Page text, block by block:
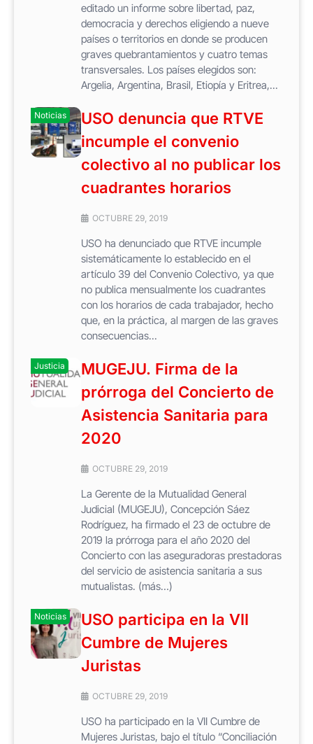
editado un informe sobre libertad, paz,
democracia y derechos eligiendo a nueve
países o territorios en donde se producen
graves quebrantamientos y cuatro temas
transversales. Los países elegidos son:
Argelia, Argentina, Brasil, Etiopía y Eritrea,...
Noticias
USO denuncia que RTVE
incumple el convenio
colectivo al no publicar los
cuadrantes horarios
OCTUBRE 29, 2019
USO ha denunciado que RTVE incumple
sistemáticamente lo establecido en el
artículo 39 del Convenio Colectivo, ya que
no publica mensualmente los cuadrantes
con los horarios de cada trabajador, hecho
que, en la práctica, al margen de las graves
consecuencias...
Justicia
MUGEJU. Firma de la
prórroga del Concierto de
Asistencia Sanitaria para
2020
OCTUBRE 29, 2019
La Gerente de la Mutualidad General
Judicial (MUGEJU), Concepción Sáez
Rodríguez, ha firmado el 23 de octubre de
2019 la prórroga para el año 2020 del
Concierto con las aseguradoras prestadoras
del servicio de asistencia sanitaria a sus
mutualistas. (más…)
Noticias
USO participa en la VII
Cumbre de Mujeres
Juristas
OCTUBRE 29, 2019
USO ha participado en la VII Cumbre de
Mujeres Juristas, bajo el título “Conciliación